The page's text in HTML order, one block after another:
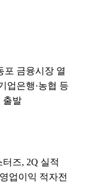
포 금융시장 열
업은행·농협 등
출발
즈, 2Q 실적
업이익 적자전